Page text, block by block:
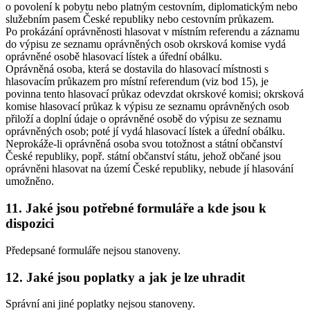
o povolení k pobytu nebo platným cestovním, diplomatickým nebo
služebním pasem České republiky nebo cestovním průkazem.
Po prokázání oprávněnosti hlasovat v místním referendu a záznamu
do výpisu ze seznamu oprávněných osob okrsková komise vydá
oprávněné osobě hlasovací lístek a úřední obálku.
Oprávněná osoba, která se dostavila do hlasovací místnosti s
hlasovacím průkazem pro místní referendum (viz bod 15), je
povinna tento hlasovací průkaz odevzdat okrskové komisi; okrsková
komise hlasovací průkaz k výpisu ze seznamu oprávněných osob
přiloží a doplní údaje o oprávněné osobě do výpisu ze seznamu
oprávněných osob; poté jí vydá hlasovací lístek a úřední obálku.
Neprokáže-li oprávněná osoba svou totožnost a státní občanství
České republiky, popř. státní občanství státu, jehož občané jsou
oprávněni hlasovat na území České republiky, nebude jí hlasování
umožněno.
11. Jaké jsou potřebné formuláře a kde jsou k
dispozici
Předepsané formuláře nejsou stanoveny.
12. Jaké jsou poplatky a jak je lze uhradit
Správní ani jiné poplatky nejsou stanoveny.